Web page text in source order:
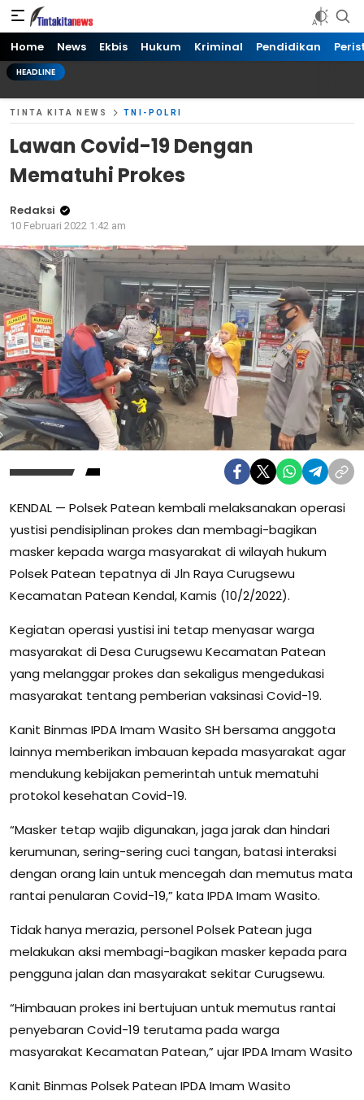
Tinta kita News
Informasi Terkini
Home News Ekbis Hukum Kriminal Pendidikan
HEADLINE
TINTA KITA NEWS TNI-POLRI
Lawan Covid-19 Dengan
Mematuhi Prokes
Redaksi
10 Februari 2022 1:42 am
KENDAL — Polsek Patean kembali melaksanakan operasi
yustisi pendisiplinan prokes dan membagi-bagikan
masker kepada warga masyarakat di wilayah hukum
Polsek Patean tepatnya di Jln Raya Curugsewu
Kecamatan Patean Kendal, Kamis (10/2/2022).
Kegiatan operasi yustisi ini tetap menyasar warga
masyarakat di Desa Curugsewu Kecamatan Patean
yang melanggar prokes dan sekaligus mengedukasi
masyarakat tentang pemberian vaksinasi Covid-19.
Kanit Binmas IPDA Imam Wasito SH bersama anggota
lainnya memberikan imbauan kepada masyarakat agar
mendukung kebijakan pemerintah untuk mematuhi
protokol kesehatan Covid-19.
“Masker tetap wajib digunakan, jaga jarak dan hindari
kerumunan, sering-sering cuci tangan, batasi interaksi
dengan orang lain untuk mencegah dan memutus mata
rantai penularan Covid-19,” kata IPDA Imam Wasito.
Tidak hanya merazia, personel Polsek Patean juga
melakukan aksi membagi-bagikan masker kepada para
pengguna jalan dan masyarakat sekitar Curugsewu.
“Himbauan prokes ini bertujuan untuk memutus rantai
penyebaran Covid-19 terutama pada warga
masyarakat Kecamatan Patean,” ujar IPDA Imam Wasito
Kanit Binmas Polsek Patean IPDA Imam Wasito